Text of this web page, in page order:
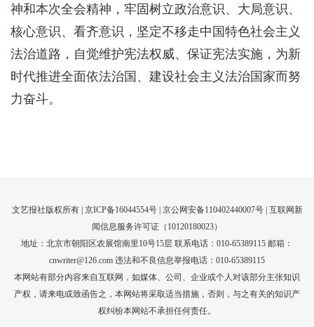
神和本次全会精神，牢固树立政治意识、大局意识、
核心意识、看齐意识，坚定不移走中国特色社会主义
法治道路，自觉维护宪法权威、保证宪法实施，为新
时代推进全面依法治国、建设社会主义法治国家而努
力奋斗。
文艺报社版权所有 | 京ICP备16044554号| 京公网安备110402440007号 | 互联网新
闻信息服务许可证（10120180023）
地址：北京市朝阳区农展馆南里10号15层 联系电话：010-65389115 邮箱：
cnwriter@126.com 违法和不良信息举报电话：010-65389115
本网站有部分内容来自互联网，如媒体、公司、企业或个人对该部分主张知识
产权，请来电或致函告之，本网站将采取适当措施，否则，与之有关的知识产
权纠纷本网站不承担任何责任。